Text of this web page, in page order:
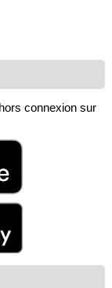
connexion sur